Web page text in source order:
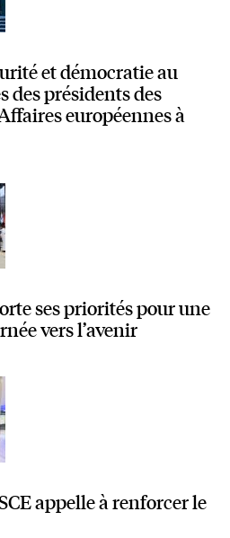
et démocratie au
des présidents des
européennes à
ses priorités pour une
vers l’avenir
appelle à renforcer le